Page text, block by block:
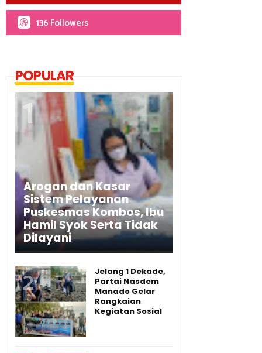
136 Followers
POPULAR
Arogan dan Kasar
Sistem Pelayanan
Puskesmas Kombos, Ibu
Hamil Syok Serta Tidak
Dilayani
Jelang 1 Dekade,
Partai Nasdem
Manado Gelar
Rangkaian
Kegiatan Sosial